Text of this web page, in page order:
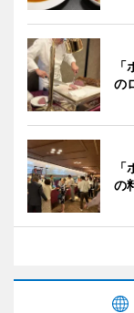
の
の